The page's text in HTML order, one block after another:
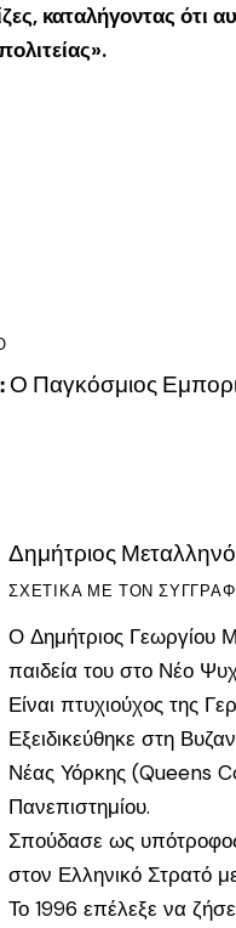
καταλήγοντας ότι
Παγκόσμιος
Δημήτριος
ΣΧΕΤΙΚΆ ΜΕ ΤΟΝ
Ο Δημήτριος Γεωργίου
παιδεία του στο Νέο
Είναι πτυχιούχος της
Εξειδικεύθηκε στη
Νέας Υόρκης (Queens
Πανεπιστημίου.
Σπούδασε ως
στον Ελληνικό Στρατό
Το 1996 επέλεξε να